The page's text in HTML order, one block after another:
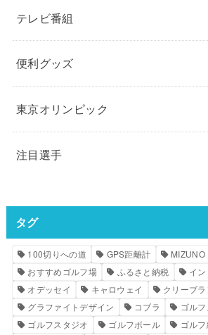
テレビ番組
便利グッズ
東京オリンピック
注目選手
タグ
100切りへの道 GPS距離計 MIZUNO
おすすめゴルフ場
ふるさと納税
イ
オデッセイ
キャロウェイ
クリーブラ
グラファイトデザイン
コブラ
ゴル
ゴルフスタジオ
ゴルフボール ゴル